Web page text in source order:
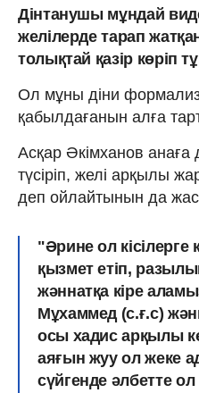
Дінтанушы мұндай
желілерде тарап
толықтай қазір көріп
Ол мұны діни
қабылдағанын алға
Асқар Әкімханов анаға
түсіріп, желі арқылы
деп ойлайтынын да
"Әрине ол кісілерге
қызмет етіп,
жәннатқа кіре
Мұхаммед (с.ғ.с)
осы хадис арқылы
аяғын жуу ол жеке
сүйгенде әлбетте